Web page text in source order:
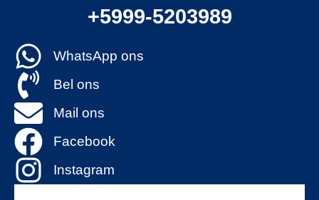
+5999-5203989
WhatsApp ons
Bel ons
Mail ons
Facebook
Instagram